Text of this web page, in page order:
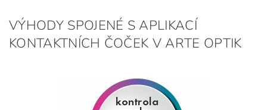
VÝHODY SPOJENÉ S APLIKACÍ
KONTAKTNÍCH ČOČEK V ARTE OPTIK